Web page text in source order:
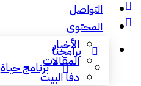
التواصل
المحتوى
الأخبار
المقالات
دفا البيت
برامجنا
برنامج حياة